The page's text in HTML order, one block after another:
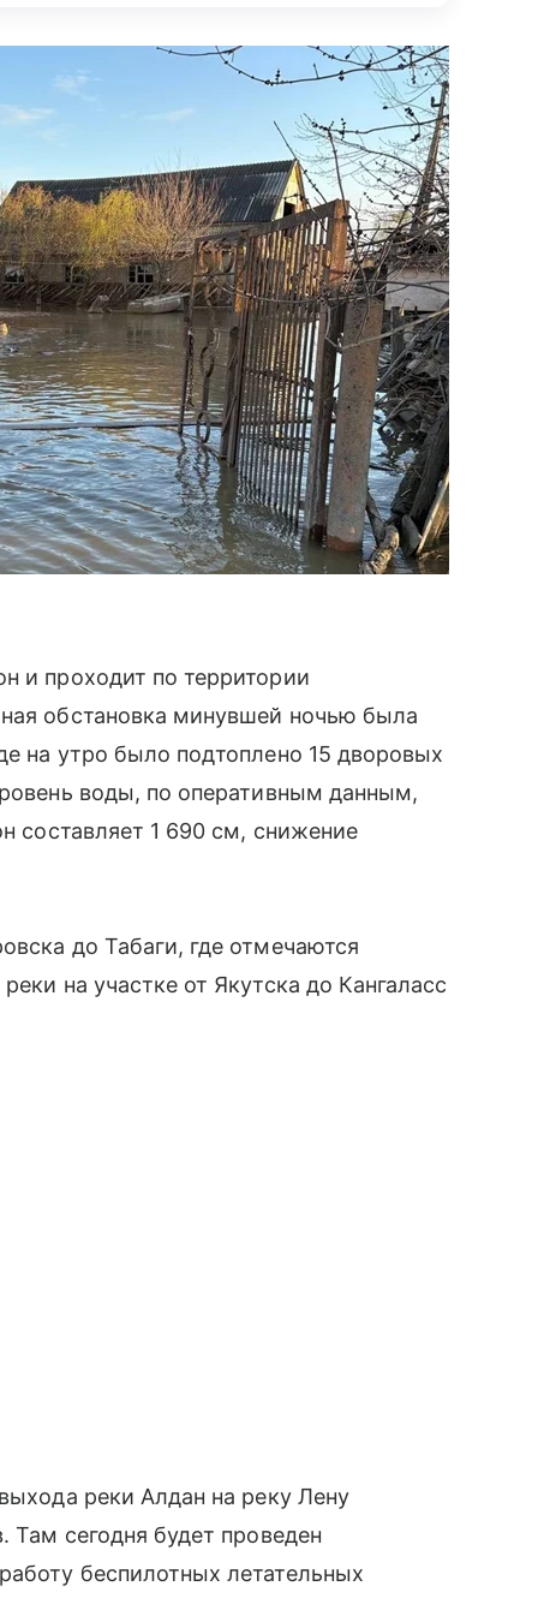
и проходит по территории
обстановка минувшей ночью была
на утро было подтоплено 15 дворовых
воды, по оперативным данным,
составляет 1 690 см, снижение
до Табаги, где отмечаются
на участке от Якутска до Кангаласс
реки Алдан на реку Лену
Там сегодня будет проведен
беспилотных летательных